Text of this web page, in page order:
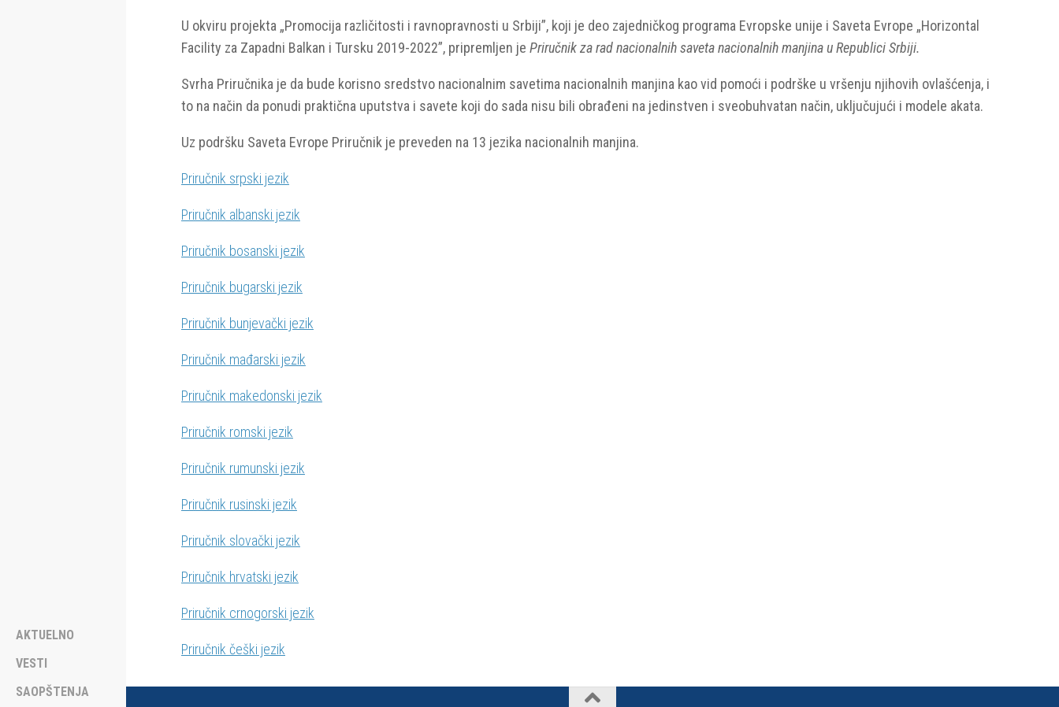
U okviru projekta „Promocija različitosti i ravnopravnosti u Srbiji”, koji je deo zajedničkog programa Evropske unije i Saveta Evrope „Horizontal
Facility za Zapadni Balkan i Tursku 2019-2022”, pripremljen je Priručnik za rad nacionalnih saveta nacionalnih manjinau Republici Srbiji.
Svrha Priručnika je da bude korisno sredstvo nacionalnim savetima nacionalnih manjina kao vid pomoći i podrške u vršenju njihovih ovlašćenja, i
to na način da ponudi praktična uputstva i savete koji do sada nisu bili obrađeni na jedinstven i sveobuhvatan način, uključujući i modele akata.
Uz podršku Saveta Evrope Priručnik je preveden na 13 jezika nacionalnih manjina.
Priručnik srpski jezik
Priručnik albanski jezik
Priručnik bosanski jezik
Priručnik bugarski jezik
Priručnik bunjevački jezik
Priručnik mađarski jezik
Priručnik makedonski jezik
Priručnik romski jezik
Priručnik rumunski jezik
Priručnik rusinski jezik
Priručnik slovački jezik
Priručnik hrvatski jezik
Priručnik crnogorski jezik
Priručnik češki jezik
AKTUELNO
VESTI
SAOPŠTENJA